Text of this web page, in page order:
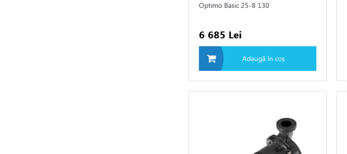
Optimo Basic 25-8 130
6 685 Lei
Adaugă în coș